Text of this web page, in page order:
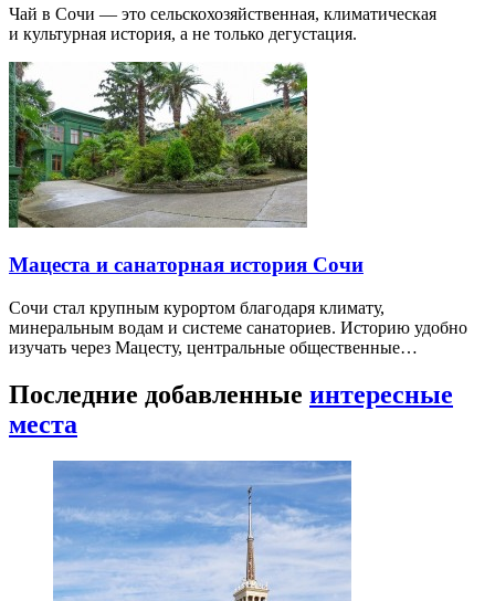
Чай в Сочи — это сельскохозяйственная, климатическая
и культурная история, а не только дегустация.
Мацеста и санаторная история Сочи
Сочи стал крупным курортом благодаря климату,
минеральным водам и системе санаториев. Историю удобно
изучать через Мацесту, центральные общественные…
Последние добавленные интересные
места